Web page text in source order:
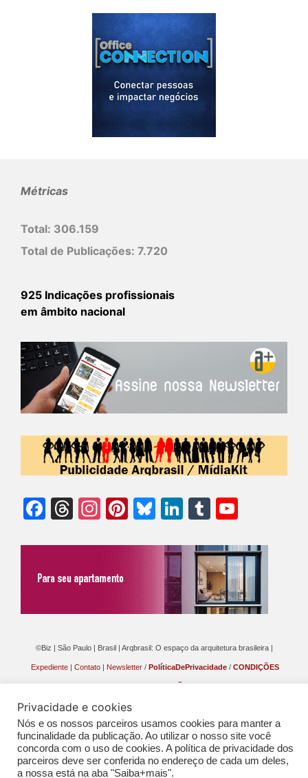
Métricas
Total: 306.159
Total de Publicações: 7.720
925 Indicações profissionais
em âmbito nacional
Facebook
Threads
Instagram
Pinterest
Bluesky
LinkedIn
Tumblr
©Biz | São Paulo | Brasil | Arqbrasil: O espaço da arquitetura brasileira |
Expediente | Contato | Newsletter / PolíticaDePrivacidade / CONDIÇÕES
GERAIS DE PUBLICAÇÃO (CGP)
Privacidade e cookies
Nós e os nossos parceiros usamos cookies para manter a
funcinalidade da publicação. Ao utilizar o nosso site você
concorda com o uso de cookies. A política de privacidade dos
parceiros deve ser conferida no endereço de cada um deles,
a nossa está na aba "Saiba+mais".